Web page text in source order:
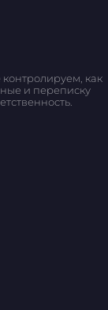
как
и переписку